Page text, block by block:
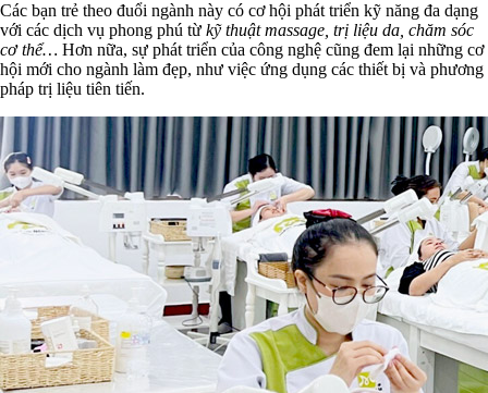
Các bạn trẻ theo đuổi ngành này có cơ hội phát triển kỹ năng đa dạng
với các dịch vụ phong phú từ kỹ thuật massage, trị liệu da, chăm sóc
cơ thể… Hơn nữa, sự phát triển của công nghệ cũng đem lại những cơ
hội mới cho ngành làm đẹp, như việc ứng dụng các thiết bị và phương
pháp trị liệu tiên tiến.